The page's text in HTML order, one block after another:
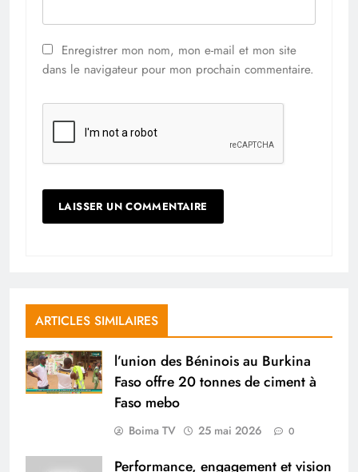
Enregistrer mon nom, mon e-mail et mon site
dans le navigateur pour mon prochain commentaire.
ARTICLES SIMILAIRES
l’union des Béninois au Burkina
Faso offre 20 tonnes de ciment à
Faso mebo
Boima TV 25 mai 2026 0
Performance, engagement et vision